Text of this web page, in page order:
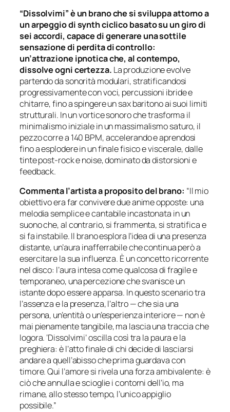
“Dissolvimi” è un brano che si sviluppa attorno a
un arpeggio di synth ciclico basato su un giro di
sei accordi, capace di generare una sottile
sensazione di perdita di controllo:
un’attrazione ipnotica che, al contempo,
dissolve ogni certezza. La produzione evolve
partendo da sonorità modulari, stratificandosi
progressivamente con voci, percussioni ibride e
chitarre, fino a spingere un sax baritono ai suoi limiti
strutturali. In un vortice sonoro che trasforma il
minimalismo iniziale in un massimalismo saturo, il
pezzo corre a 140 BPM, accelerando e aprendosi
fino a esplodere in un finale fisico e viscerale, dalle
tinte post-rock e noise, dominato da distorsioni e
feedback.
Commenta l’artista a proposito del brano: “Il mio
obiettivo era far convivere due anime opposte: una
melodia semplice e cantabile incastonata in un
suono che, al contrario, si frammenta, si stratifica e
si fa instabile. Il brano esplora l’idea di una presenza
distante, un’aura inafferrabile che continua però a
esercitare la sua influenza. È un concetto ricorrente
nel disco: l’aura intesa come qualcosa di fragile e
temporaneo, una percezione che svanisce un
istante dopo essere apparsa. In questo scenario tra
l’assenza e la presenza, l’altro — che sia una
persona, un’entità o un’esperienza interiore — non è
mai pienamente tangibile, ma lascia una traccia che
logora. ‘Dissolvimi’ oscilla così tra la paura e la
preghiera: è l’atto finale di chi decide di lasciarsi
andare a quell’abisso che prima guardava con
timore. Qui l’amore si rivela una forza ambivalente: è
ciò che annulla e scioglie i contorni dell’io, ma
rimane, allo stesso tempo, l’unico appiglio
possibile.”